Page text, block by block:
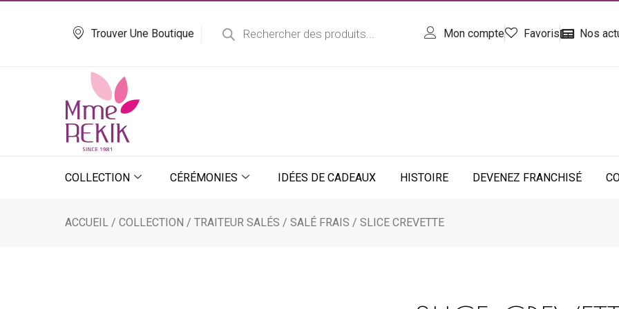
Trouver Une Boutique
produits
Mon compte Favoris Nos
COLLECTION CÉRÉMONIES IDÉES DE CADEAUX HISTOIRE DEVENEZ FRANCHISÉ
ACCUEIL /COLLECTION /TRAITEUR SALÉS /SALÉ FRAIS / SLICE CREVETTE